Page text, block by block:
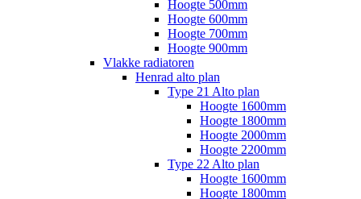
Hoogte 500mm
Hoogte 600mm
Hoogte 700mm
Hoogte 900mm
Vlakke radiatoren
Henrad alto plan
Type 21 Alto plan
Hoogte 1600mm
Hoogte 1800mm
Hoogte 2000mm
Hoogte 2200mm
Type 22 Alto plan
Hoogte 1600mm
Hoogte 1800mm